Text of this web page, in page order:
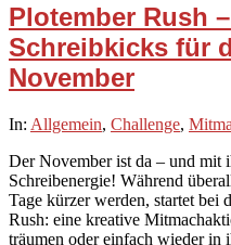
Plotember Rush
Schreibkicks für
November
2025-
01
In: Allgemein, Challenge,
Der November ist da – und mit
Schreibenergie! Während
Tage kürzer werden, startet bei
Rush: eine kreative
träumen oder einfach wieder